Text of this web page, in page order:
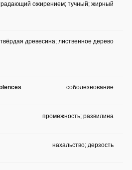
ожирением; тучный; жирный
твёрдая древесина; лиственное дерево
соболезнование
промежность; развилина
нахальство; дерзость